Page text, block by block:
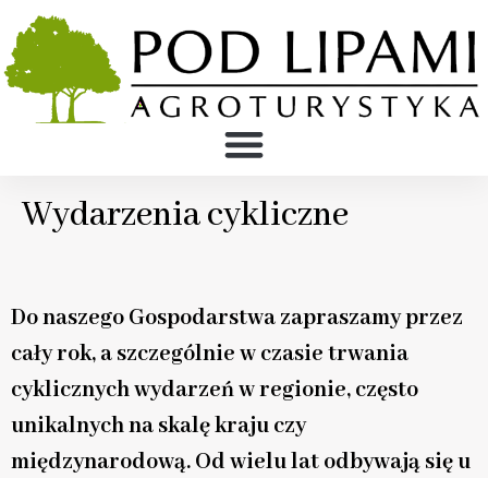
Wydarzenia cykliczne
Do naszego Gospodarstwa zapraszamy przez
cały rok, a szczególnie w czasie trwania
cyklicznych wydarzeń w regionie, często
unikalnych na skalę kraju czy
międzynarodową. Od wielu lat odbywają się u